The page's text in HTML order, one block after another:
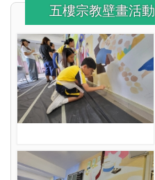
五樓宗教壁畫活動